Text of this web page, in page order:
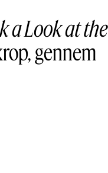
a Look at the
gennem